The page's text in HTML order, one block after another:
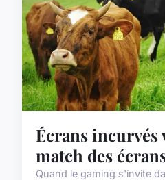
Écrans incurvés
match des
Quand le gaming s'invite